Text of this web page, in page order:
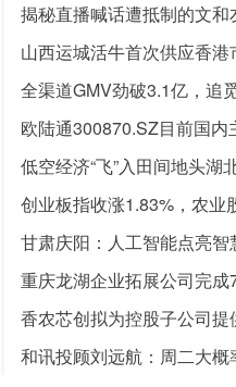
山西运城活牛首次供应香港
全渠道GMV劲破3.1亿，追
欧陆通300870.SZ目前国内
低空经济“飞”入田间地头湖
创业板指收涨1.83%，农业
甘肃庆阳：人工智能点亮智
重庆龙湖企业拓展公司完成